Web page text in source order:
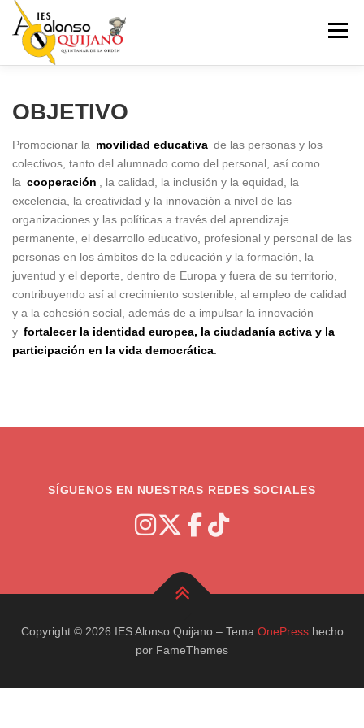
Saltar
contenido
Menú
ENSEÑANZAS ERASMUS+ PROYECTOS
SECRETARIA ACTIVIDADES EXTRAESCOLARES
REDES SOCIALES
OBJETIVO
Promocionar la movilidad educativa de las personas y los
colectivos, tanto del alumnado como del personal, así como
la cooperación
, la calidad, la inclusión y la equidad, la
excelencia, la creatividad y la innovación a nivel de las
organizaciones y las políticas a través del aprendizaje
permanente, el desarrollo educativo, profesional y personal de las
personas en los ámbitos de la educación y la formación, la
juventud y el deporte, dentro de Europa y fuera de su territorio,
contribuyendo así al crecimiento sostenible, al empleo de calidad
y a la cohesión social, además de a impulsar la innovación
y fortalecer la identidad europea, la ciudadanía activa y la
participación en la vida democrática
SÍGUENOS EN NUESTRAS REDES SOCIALES
Copyright © 2026 IES Alonso Quijano – Tema OnePresshecho
por FameThemes